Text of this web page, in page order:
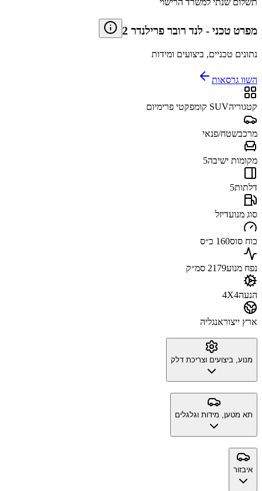
תשלום שנתי למשרד הרישוי
מפרט טכני - לנד רובר פרילנדר 2
נתונים טכניים, ביצועים ומידות
השוו גרסאות
קטגוריהSUV קומפקטי פרימיום
מרכבשטח/פנאי
מקומות ישיבה5
דלתות5
סוג מנועדיזל
כוח סוס160 כ״ס
נפח מנוע2179 סמ״ק
הנעה4X4
ארץ ייצוראנגליה
מנוע, ביצועים וצריכת דלק
תא מטען, מידות וגלגלים
איבזור